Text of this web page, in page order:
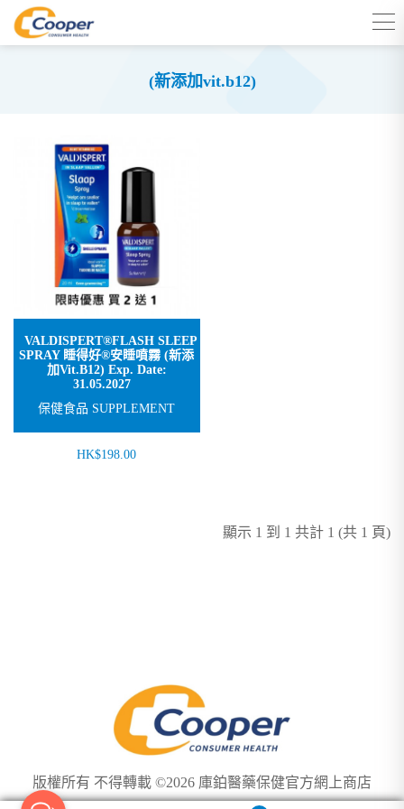
(新添加vit.b12)
VALDISPERT®FLASH SLEEP
SPRAY 睡得好®安睡噴霧 (新添
加Vit.B12) Exp. Date:
31.05.2027
保健食品 SUPPLEMENT
HK$198.00
顯示 1 到 1 共計 1 (共 1 頁)
版權所有 不得轉載 ©2026 庫鉑醫藥保健官方網上商店